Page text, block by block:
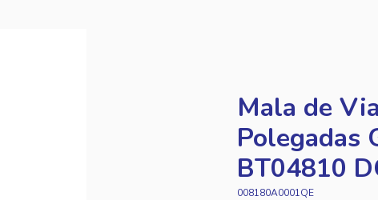
Mala de
Polegadas
BT04810
008180A0001QE